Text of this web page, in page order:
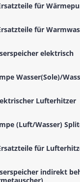
für
für
elektrisch
Wasser(Sole)/
Lufterhitzer
(Luft/Wasser)
für
indirekt